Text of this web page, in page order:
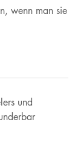
wenn man sie
und